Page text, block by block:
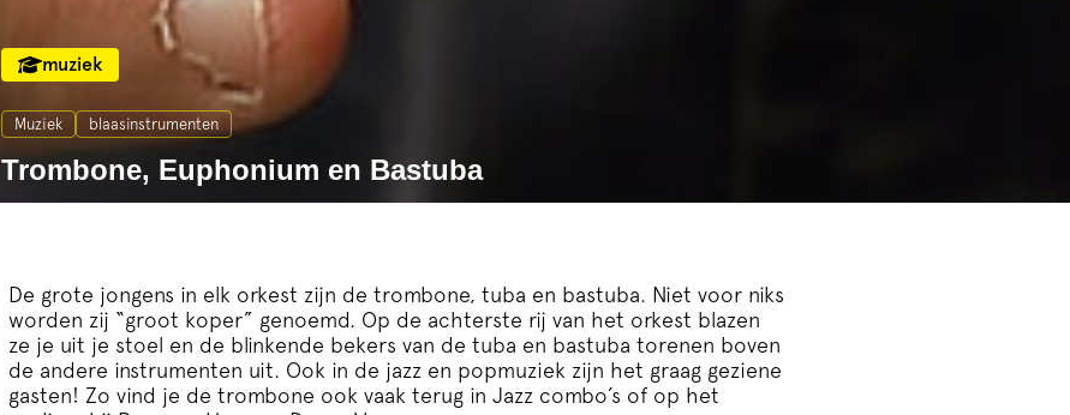
muziek
Muziek blaasinstrumenten
Trombone, Euphonium en Bastuba
De grote jongens in elk orkest zijn de trombone, tuba en bastuba. Niet voor niks
worden zij “groot koper” genoemd. Op de achterste rij van het orkest blazen
ze je uit je stoel en de blinkende bekers van de tuba en bastuba torenen boven
de andere instrumenten uit. Ook in de jazz en popmuziek zijn het graag geziene
gasten! Zo vind je de trombone ook vaak terug in Jazz combo’s of op het